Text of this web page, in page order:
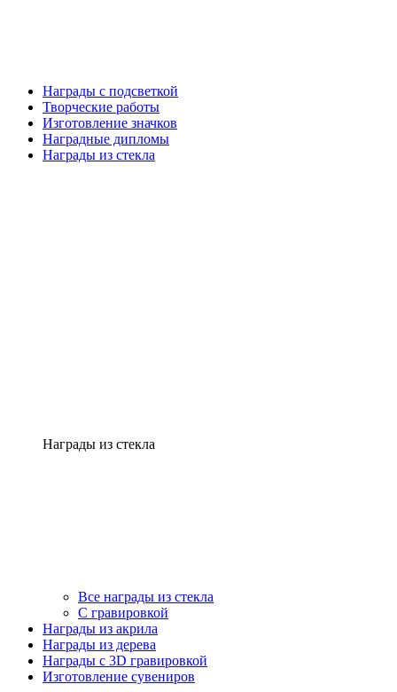
Награды с подсветкой
Творческие работы
Изготовление значков
Наградные дипломы
Награды из стекла
Награды из стекла
Все награды из стекла
С гравировкой
Награды из акрила
Награды из дерева
Награды с 3D гравировкой
Изготовление сувениров